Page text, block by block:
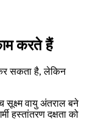
करते हैं
सकता है, लेकिन
सूक्ष्म वायु अंतराल बने
हस्तांतरण दक्षता को